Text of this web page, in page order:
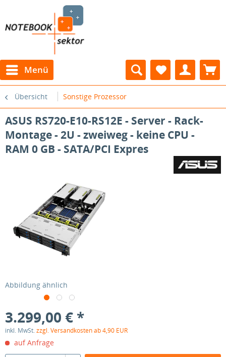
Menü
Übersicht Sonstige Prozessor
ASUS RS720-E10-RS12E - Server - Rack-
Montage - 2U - zweiweg - keine CPU -
RAM 0 GB - SATA/PCI Expres
Abbildung ähnlich
3.299,00 € *
inkl. MwSt.zzgl. Versandkosten ab 4,90 EUR
auf Anfrage